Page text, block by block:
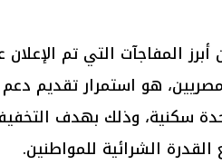
أبرز المفاجآت التي تم
، هو استمرار تقديم
سكنية، وذلك بهدف
القدرة الشرائية للمواطنين.